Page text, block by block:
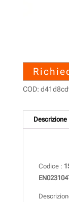
COD:
Descrizione
Codice :